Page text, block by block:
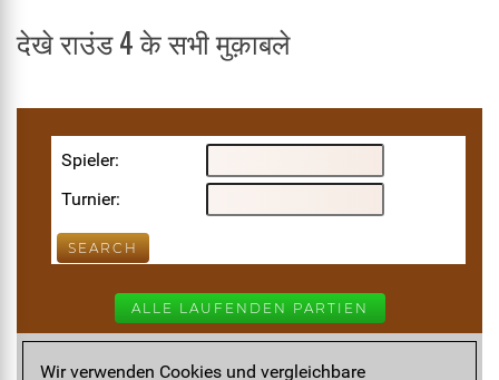
देखे राउंड 4 के सभी मुक़ाबले